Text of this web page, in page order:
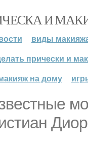
И
виды
прически и
на дому
Диор